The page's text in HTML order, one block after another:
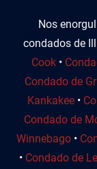
Nos
condados de
Cook •
Condado de
Kankakee•
Condado de
Winnebago •
• Condado de